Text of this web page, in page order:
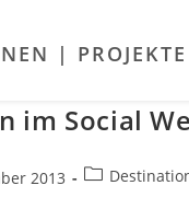
| PROJEKTE
im Social
2013
Beitrags-